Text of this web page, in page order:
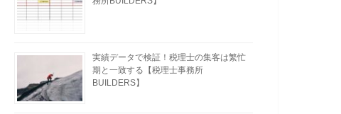
実績データで検証！税理士の集客は繁忙
期と一致する【税理士事務所
BUILDERS】